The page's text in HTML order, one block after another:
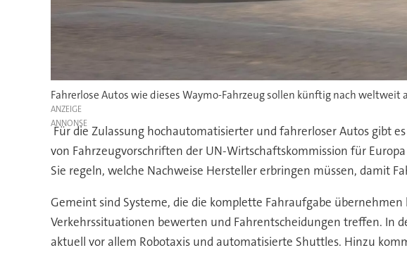
Fahrerlose Autos wie dieses Waymo-Fahrzeug sollen künftig nach
ANZEIGE
Für die Zulassung hochautomatisierter und fahrerloser Autos gibt
von Fahrzeugvorschriften der UN-Wirtschaftskommission für
Sie regeln, welche Nachweise Hersteller erbringen müssen, damit
Gemeint sind Systeme, die die komplette Fahraufgabe
Verkehrssituationen bewerten und Fahrentscheidungen treffen. In
aktuell vor allem Robotaxis und automatisierte Shuttles. Hinzu